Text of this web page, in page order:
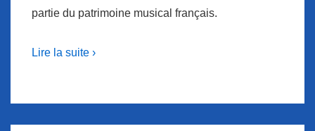
partie du patrimoine musical français.
Lire la suite ›